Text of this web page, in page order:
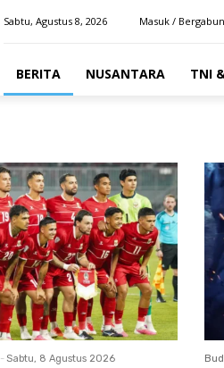
Sabtu, Agustus 8, 2026 Masuk /
BERITA NUSANTARA TNI
- Sabtu, 8 Agustus 2026